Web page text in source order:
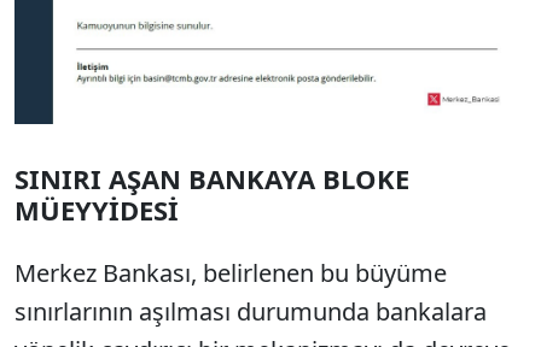
SINIRI AŞAN BANKAYA BLOKE
MÜEYYİDESİ
Merkez Bankası, belirlenen bu büyüme
sınırlarının aşılması durumunda bankalara